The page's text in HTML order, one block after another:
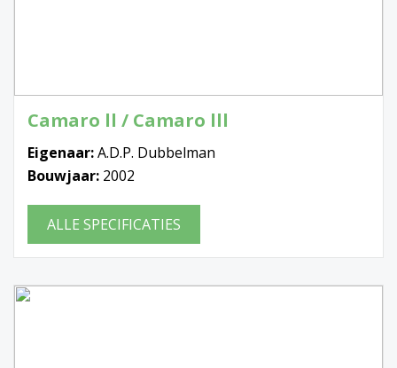
Camaro ll / Camaro lll
Eigenaar:A.D.P. Dubbelman
Bouwjaar: 2002
ALLE SPECIFICATIES